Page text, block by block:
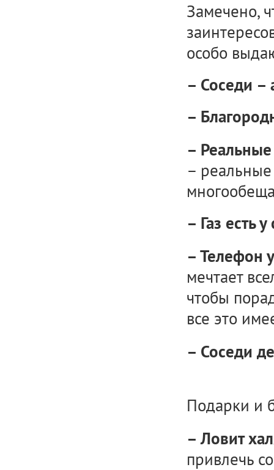
Замечено,
особо
– Соседи –
–
–
–
– Газ есть
– Телефон
мечтает
чтобы
все это
– Соседи
Подарки и
– Ловит
привлечь